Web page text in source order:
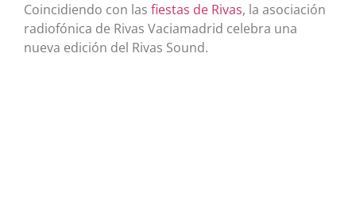
Coincidiendo con las fiestas de Rivas, la asociación
radiofónica de Rivas Vaciamadrid celebra una
nueva edición del Rivas Sound.